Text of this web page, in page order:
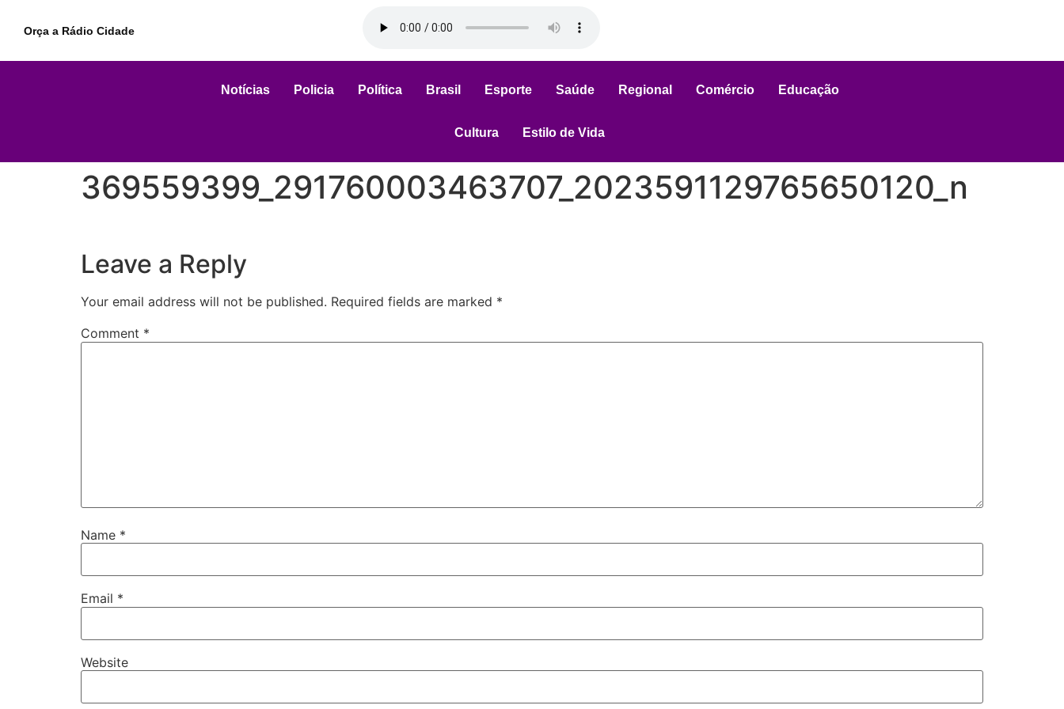
Orça a Rádio Cidade
Notícias Policia Política Brasil Esporte Saúde Regional Comércio Educação
Cultura Estilo de Vida
369559399_291760003463707_2023591129765650120_n
Leave a Reply
Your email address will not be published. Required fields are marked *
Comment *
Name *
Email *
Website